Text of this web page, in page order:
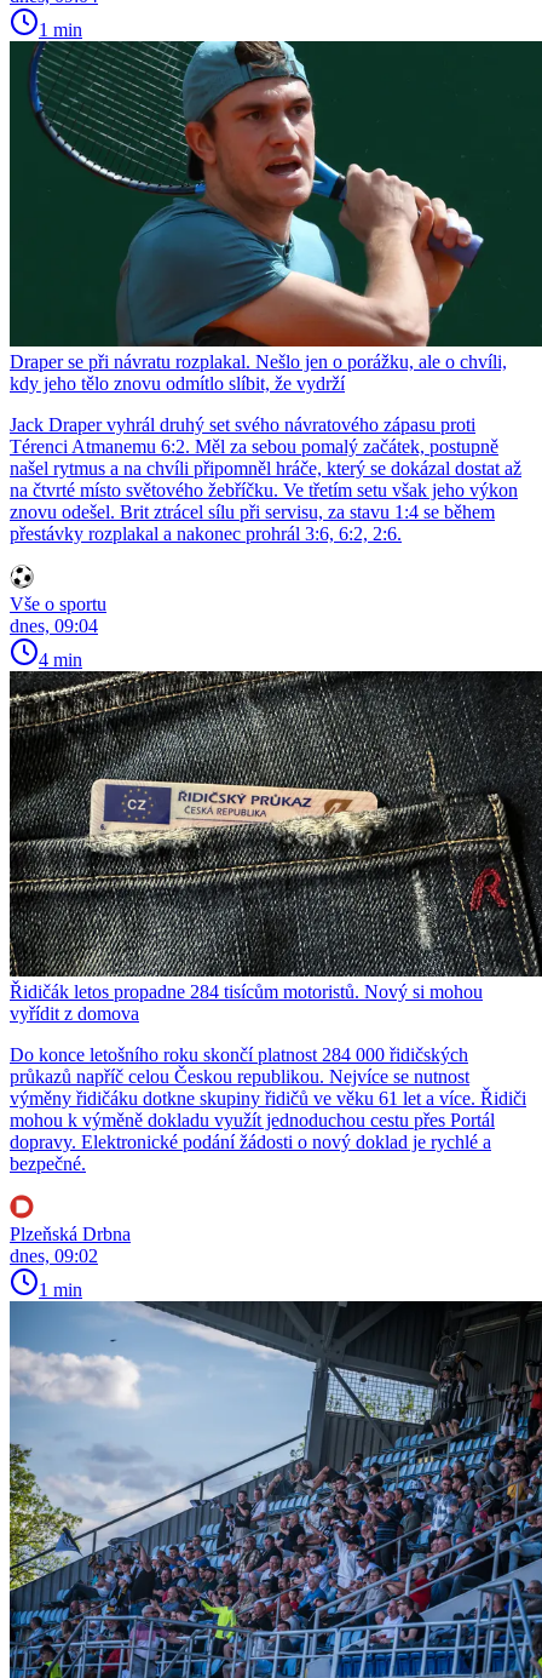
1 min
Draper se při návratu rozplakal. Nešlo jen o porážku, ale o chvíli,
kdy jeho tělo znovu odmítlo slíbit, že vydrží
Jack Draper vyhrál druhý set svého návratového zápasu proti
Térenci Atmanemu 6:2. Měl za sebou pomalý začátek, postupně
našel rytmus a na chvíli připomněl hráče, který se dokázal dostat až
na čtvrté místo světového žebříčku. Ve třetím setu však jeho výkon
znovu odešel. Brit ztrácel sílu při servisu, za stavu 1:4 se během
přestávky rozplakal a nakonec prohrál 3:6, 6:2, 2:6.
Vše o sportu
dnes, 09:04
4 min
Řidičák letos propadne 284 tisícům motoristů. Nový si mohou
vyřídit z domova
Do konce letošního roku skončí platnost 284 000 řidičských
průkazů napříč celou Českou republikou. Nejvíce se nutnost
výměny řidičáku dotkne skupiny řidičů ve věku 61 let a více. Řidiči
mohou k výměně dokladu využít jednoduchou cestu přes Portál
dopravy. Elektronické podání žádosti o nový doklad je rychlé a
bezpečné.
Plzeňská Drbna
dnes, 09:02
1 min